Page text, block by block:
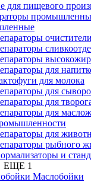
для пищевого
для
для молока
для
для
для
для
рыбного
и
ЕЩЕ 1
Маслобойки